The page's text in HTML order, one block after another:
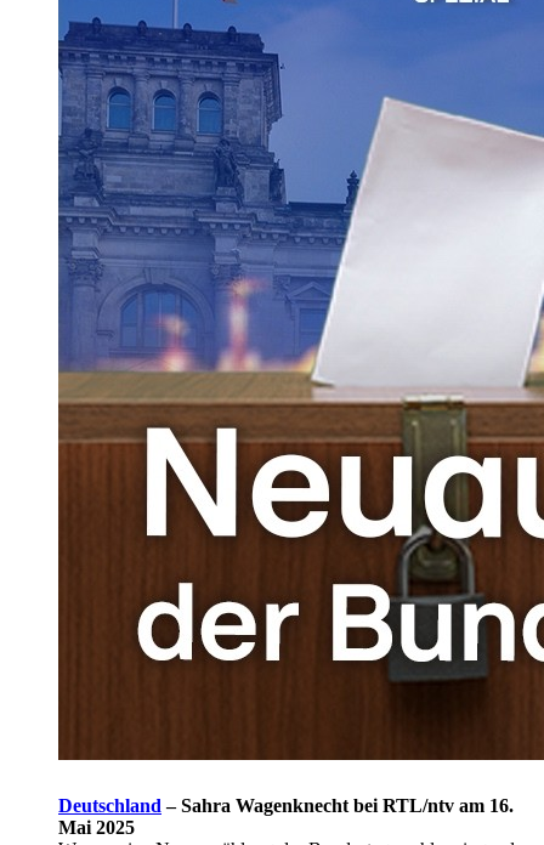
Deutschland – Sahra Wagenknecht bei RTL/ntv am 16.
Mai 2025